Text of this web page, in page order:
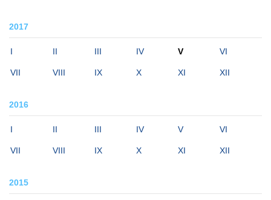
2017
I II III IV V VI
VII VIII IX X XI XII
2016
I II III IV V VI
VII VIII IX X XI XII
2015